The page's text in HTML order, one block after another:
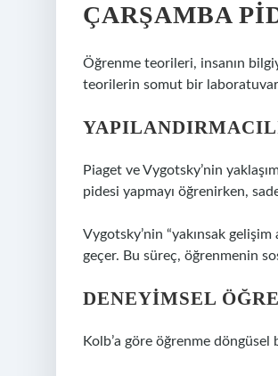
ÇARŞAMBA
Öğrenme teorileri, insanın
teorilerin somut bir
Piaget ve Vygotsky’nin
pidesi yapmayı öğrenirken,
Vygotsky’nin “yakınsak
geçer. Bu süreç, öğrenmenin
DENEYIMSEL
Kolb’a göre öğrenme döngüsel